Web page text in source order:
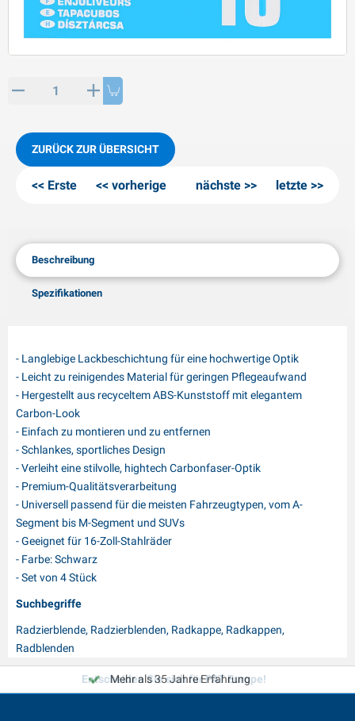
Artikel
KO Artikel
ZURÜCK ZUR ÜBERSICHT
Erste vorherige nächste letzte
Beschreibung
Spezifikationen
- Langlebige Lackbeschichtung für eine hochwertige Optik
- Leicht zu reinigendes Material für geringen Pflegeaufwand
- Hergestellt aus recyceltem ABS-Kunststoff mit elegantem
Carbon-Look
- Einfach zu montieren und zu entfernen
- Schlankes, sportliches Design
- Verleiht eine stilvolle, hightech Carbonfaser-Optik
- Premium-Qualitätsverarbeitung
- Universell passend für die meisten Fahrzeugtypen, vom A-
Segment bis M-Segment und SUVs
- Geeignet für 16-Zoll-Stahlräder
- Farbe: Schwarz
- Set von 4 Stück
Suchbegriffe
Radzierblende, Radzierblenden, Radkappe, Radkappen,
Radblenden
Entscheiden Sie sich für PAT Europe!
Mehr als 35 Jahre Erfahrung